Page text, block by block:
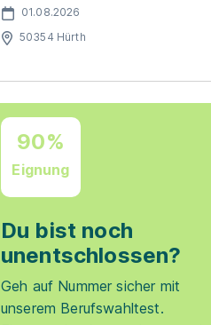
01.08.2026
50354 Hürth
90%
Eignung
Du bist noch
unentschlossen?
Geh auf Nummer sicher mit
unserem Berufswahltest.